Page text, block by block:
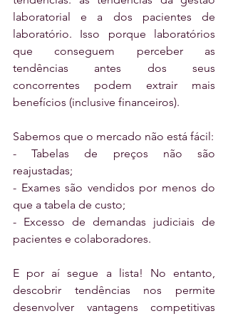
laboratorial e a dos pacientes de
laboratório. Isso porque laboratórios
que conseguem perceber as
tendências antes dos seus
concorrentes podem extrair mais
benefícios (inclusive financeiros).
Sabemos que o mercado não está fácil:
- Tabelas de preços não são
reajustadas;
- Exames são vendidos por menos do
que a tabela de custo;
- Excesso de demandas judiciais de
pacientes e colaboradores.
E por aí segue a lista! No entanto,
descobrir tendências nos permite
desenvolver vantagens competitivas